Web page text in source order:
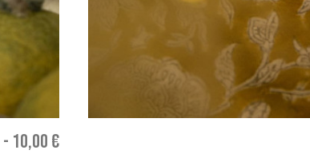
- 10,00 €